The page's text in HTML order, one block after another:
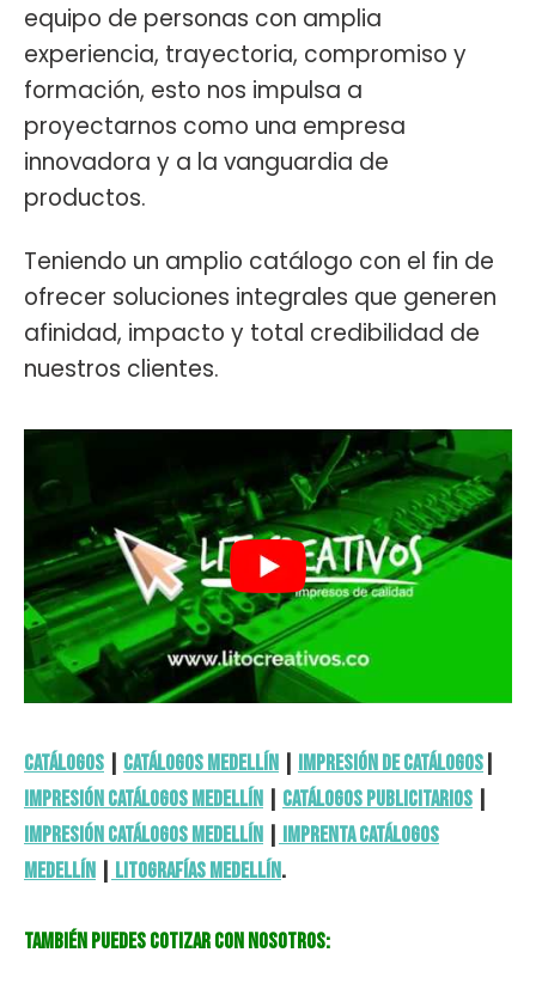
equipo de personas con amplia
experiencia, trayectoria, compromiso y
formación, esto nos impulsa a
proyectarnos como una empresa
innovadora y a la vanguardia de
productos.
Teniendo un amplio catálogo con el fin de
ofrecer soluciones integrales que generen
afinidad, impacto y total credibilidad de
nuestros clientes.
Catálogos Catálogos Medellín Impresión de Catálogos
Impresión Catálogos Medellín
Catálogos Publicitarios
Impresión Catálogos Medellín
Imprenta Catálogos
Medellín
Litografías Medellín.
También puedes cotizar con nosotros: